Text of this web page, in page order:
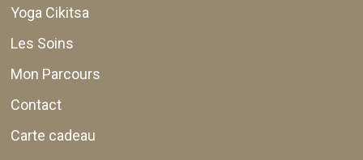
Yoga Cikitsa
Les Soins
Mon Parcours
Contact
Carte cadeau